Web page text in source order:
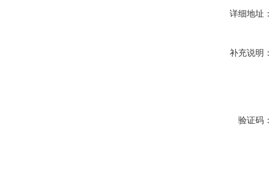
详细地址：
补充说明：
验证码：